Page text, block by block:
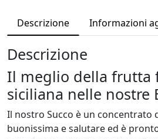
,
L
i
m
o
e
,
Descrizione Informazioni
Descrizione
Il meglio della frutta
siciliana nelle nostre
Il nostro Succo è un concentrato
buonissima e salutare ed è